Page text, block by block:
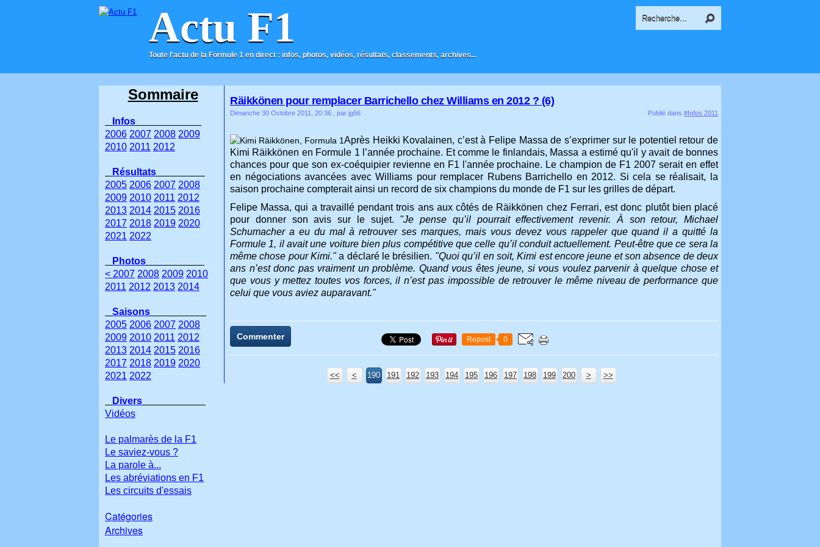
Actu F1
Toute l'actu de la Formule 1 en direct : infos, photos, vidéos, résultats, classements, archives...
ACCUEIL CONTACT
Räikkönen pour remplacer Barrichello chez Williams en 2012 ? (6)
Dimanche 30 Octobre 2011, 20:36 , par jg56 Publié dans #Infos 2011
Après Heikki Kovalainen, c’est à Felipe Massa de s’exprimer sur le potentiel retour de
Kimi Räikkönen en Formule 1 l’année prochaine. Et comme le finlandais, Massa a estimé qu'il y avait de bonnes
chances pour que son ex-coéquipier revienne en F1 l'année prochaine. Le champion de F1 2007 serait en effet
en négociations avancées avec Williams pour remplacer Rubens Barrichello en 2012. Si cela se réalisait, la
saison prochaine compterait ainsi un record de six champions du monde de F1 sur les grilles de départ.
Felipe Massa, qui a travaillé pendant trois ans aux côtés de Räikkönen chez Ferrari, est donc plutôt bien placé
pour donner son avis sur le sujet. "Je pense qu’il pourrait effectivement revenir. À son retour, Michael
Schumacher a eu du mal à retrouver ses marques, mais vous devez vous rappeler que quand il a quitté la
Formule 1, il avait une voiture bien plus compétitive que celle qu’il conduit actuellement. Peut-être que ce sera la
même chose pour Kimi."a déclaré le brésilien. "Quoi qu’il en soit, Kimi est encore jeune et son absence de deux
ans n’est donc pas vraiment un problème. Quand vous êtes jeune, si vous voulez parvenir à quelque chose et
que vous y mettez toutes vos forces, il n’est pas impossible de retrouver le même niveau de performance que
celui que vous aviez auparavant."
Commenter Repost 0
<< < 100
110
120
130
140
150
160
170
180
190 191 192 193 194 195 196 197 198 199 200 300
400
500
600
700
> >>
Sommaire
Infos
2006 2007 2008 2009
2010 2011 2012
Résultats
2005 2006 2007 2008
2009 2010 2011 2012
2013 2014 2015 2016
2017 2018 2019 2020
2021 2022
Photos
< 2007 2008 2009 2010
2011 2012 2013 2014
Saisons
2005 2006 2007 2008
2009 2010 2011 2012
2013 2014 2015 2016
2017 2018 2019 2020
2021 2022
Divers
Vidéos
Le palmarès de la F1
Le saviez-vous ?
La parole à...
Les abréviations en F1
Les circuits d'essais
Catégories
Archives